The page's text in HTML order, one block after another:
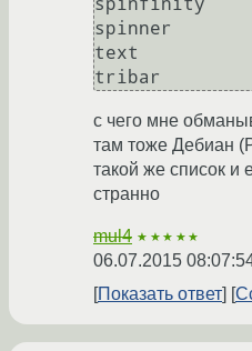
spinfinity
spinner
text
с чего мне
там тоже Дебиан
такой же список и
странно
mul4 ★★★★★
06.07.2015
Показать ответ